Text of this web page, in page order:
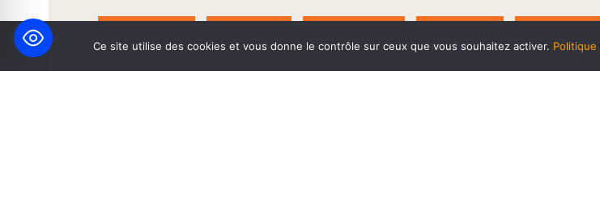
Ce site utilise des cookies et vous donne le contrôle sur ceux que vous souhaitez activer.